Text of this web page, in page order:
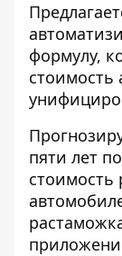
формулу,
стоимость
пяти лет
стоимость